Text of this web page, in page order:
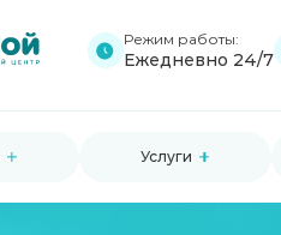
Режим работы:
Ежедневно 24/7
Услуги